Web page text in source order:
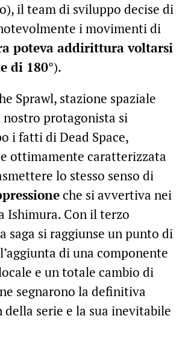
il team di sviluppo decise di
i movimenti di
poteva addirittura voltarsi
di 180°).
Sprawl, stazione spaziale
protagonista si
i fatti di Dead Space,
ottimamente caratterizzata
lo stesso senso di
che si avvertiva nei
Ishimura. Con il terzo
saga si raggiunse un punto di
di una componente
e un totale cambio di
segnarono la definitiva
serie e la sua inevitabile